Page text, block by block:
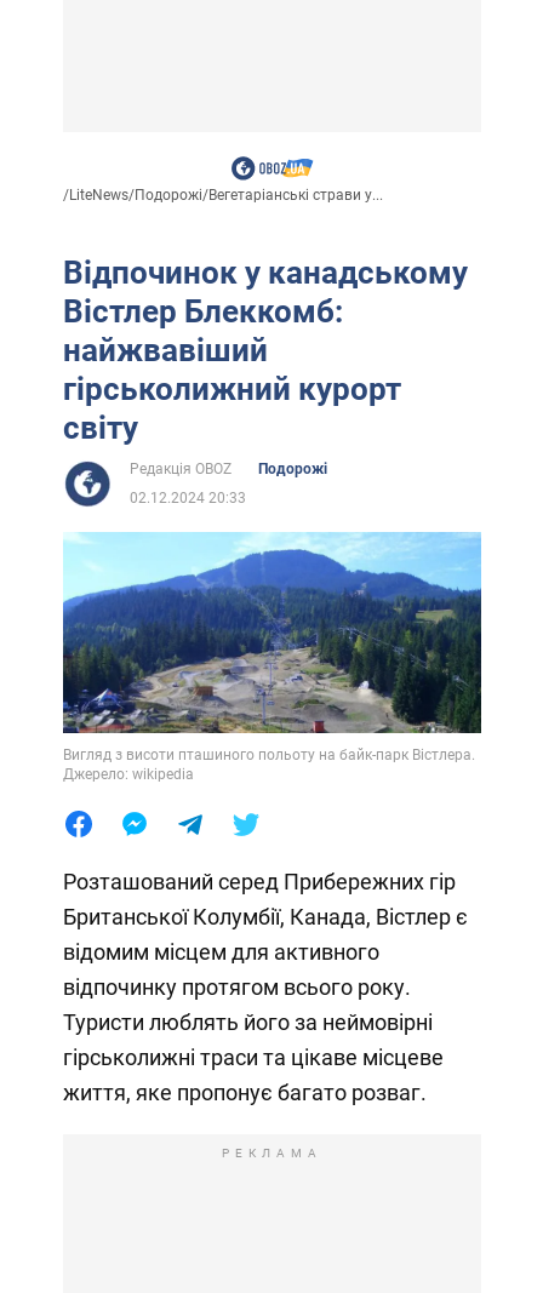
/LiteNews/Подорожі/Вегетаріанські страви у...
Відпочинок у канадському
Вістлер Блеккомб:
найжвавіший
гірськолижний курорт
світу
Редакція OBOZ
Подорожі
02.12.2024 20:33
Вигляд з висоти пташиного польоту на байк-парк Вістлера.
Джерело: wikipedia
Розташований серед Прибережних гір
Британської Колумбії, Канада, Вістлер є
відомим місцем для активного
відпочинку протягом всього року.
Туристи люблять його за неймовірні
гірськолижні траси та цікаве місцеве
життя, яке пропонує багато розваг.
РЕКЛАМА